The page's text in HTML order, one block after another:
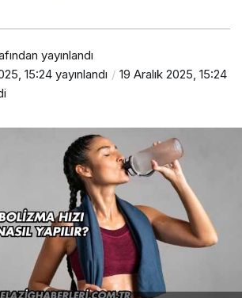
yayınlandı
15:24 yayınlandı
19 Aralık 2025, 15:24